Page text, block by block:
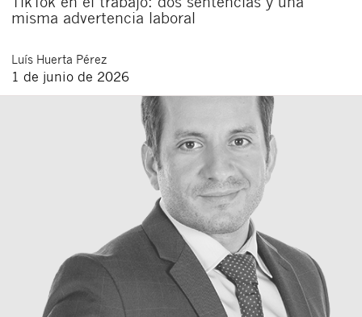
misma advertencia laboral
Luís Huerta Pérez
1 de junio de 2026